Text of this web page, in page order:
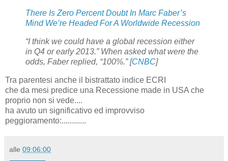
There Is Zero Percent Doubt In Marc Faber’s
Mind We’re Headed For A Worldwide Recession
“I think we could have a global recession either
in Q4 or early 2013.” When asked what were the
odds, Faber replied, “100%.”[CNBC]
Tra parentesi anche il bistrattato indice ECRI
che da mesi predice una Recessione made in USA che
proprio non si vede....
ha avuto un significativo ed improvviso
peggioramento:............
alle 09:06:00